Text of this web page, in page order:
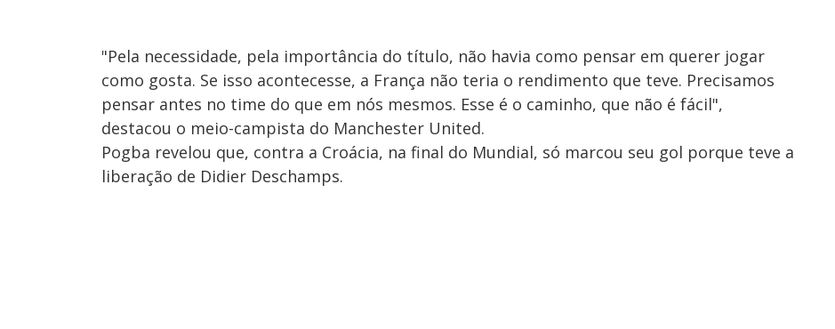
"Pela necessidade, pela importância do título, não havia como pensar em querer jogar
como gosta. Se isso acontecesse, a França não teria o rendimento que teve. Precisamos
pensar antes no time do que em nós mesmos. Esse é o caminho, que não é fácil",
destacou o meio-campista do Manchester United.
Pogba revelou que, contra a Croácia, na final do Mundial, só marcou seu gol porque teve a
liberação de Didier Deschamps.